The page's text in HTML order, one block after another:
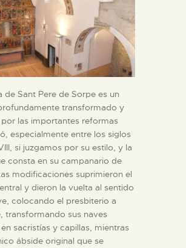
de Sant Pere de Sorpe es un
transformado y
las importantes reformas
especialmente entre los siglos
si juzgamos por su estilo, y la
consta en su campanario de
modificaciones suprimieron el
y dieron la vuelta al sentido
colocando el presbiterio a
transformando sus naves
sacristías y capillas, mientras
ábside original que se